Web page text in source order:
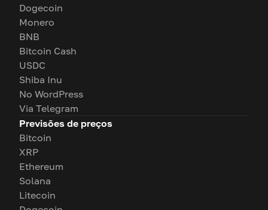
Dogecoin
Monero
BNB
Bitcoin Cash
USDC
Shiba Inu
No WordPress
Via Telegram
Previsões de preços
Bitcoin
XRP
Ethereum
Solana
Litecoin